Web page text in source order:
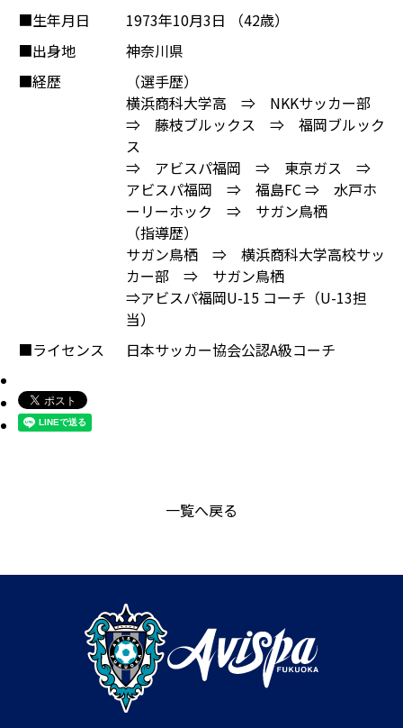
■生年月日
1973年10月3日 （42歳）
■出身地
神奈川県
■経歴
（選手歴）
横浜商科大学高 ⇒ NKKサッカー部
⇒ 藤枝ブルックス ⇒ 福岡ブルック
ス
⇒ アビスパ福岡 ⇒ 東京ガス ⇒
アビスパ福岡 ⇒ 福島FC ⇒ 水戸ホ
ーリーホック ⇒ サガン鳥栖
（指導歴）
サガン鳥栖 ⇒ 横浜商科大学高校サッ
カー部 ⇒ サガン鳥栖
⇒アビスパ福岡U-15 コーチ（U-13担
当）
■ライセンス
日本サッカー協会公認A級コーチ
一覧へ戻る